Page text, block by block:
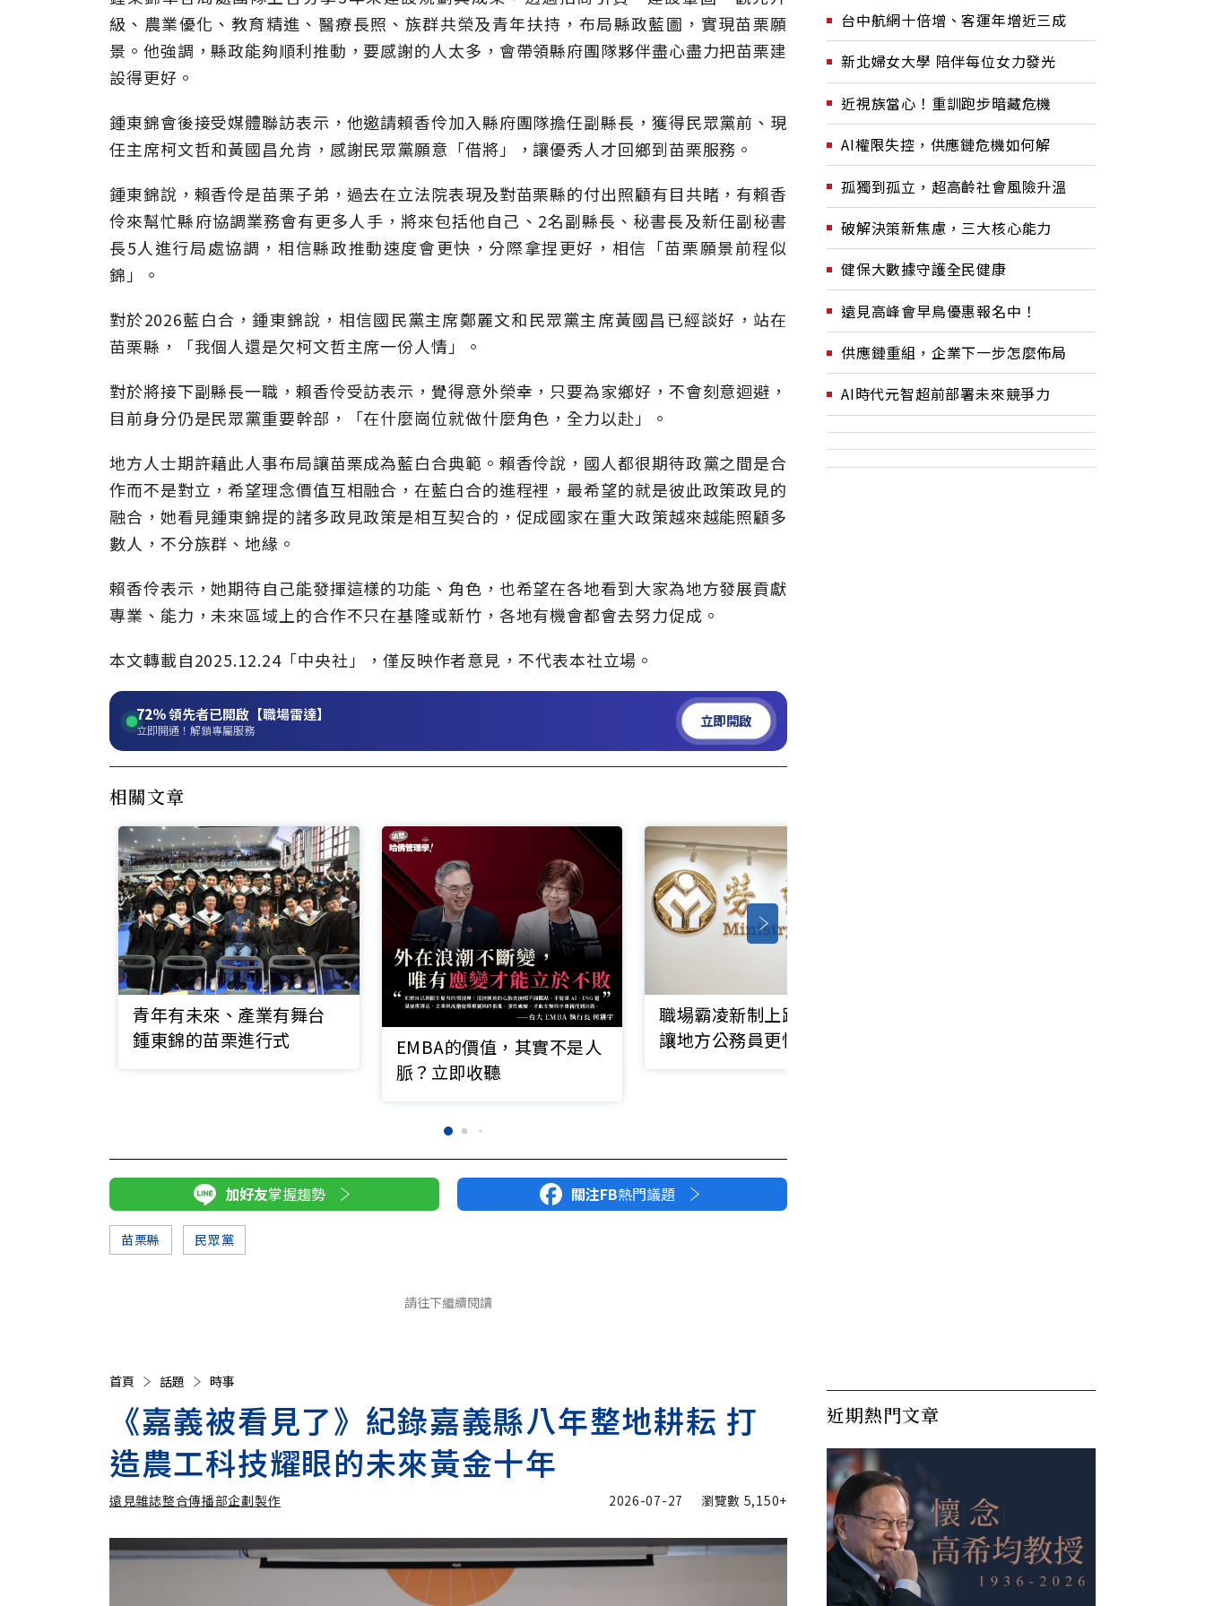
級、農業優化、教育精進、醫療長照、族群共榮及青年扶持，布局縣政藍圖，實現苗栗願
景。他強調，縣政能夠順利推動，要感謝的人太多，會帶領縣府團隊夥伴盡心盡力把苗栗建
設得更好。
鍾東錦會後接受媒體聯訪表示，他邀請賴香伶加入縣府團隊擔任副縣長，獲得民眾黨前、現
任主席柯文哲和黃國昌允肯，感謝民眾黨願意「借將」，讓優秀人才回鄉到苗栗服務。
鍾東錦說，賴香伶是苗栗子弟，過去在立法院表現及對苗栗縣的付出照顧有目共睹，有賴香
伶來幫忙縣府協調業務會有更多人手，將來包括他自己、2名副縣長、秘書長及新任副秘書
長5人進行局處協調，相信縣政推動速度會更快，分際拿捏更好，相信「苗栗願景前程似
錦」。
對於2026藍白合，鍾東錦說，相信國民黨主席鄭麗文和民眾黨主席黃國昌已經談好，站在
苗栗縣，「我個人還是欠柯文哲主席一份人情」。
對於將接下副縣長一職，賴香伶受訪表示，覺得意外榮幸，只要為家鄉好，不會刻意迴避，
目前身分仍是民眾黨重要幹部，「在什麼崗位就做什麼角色，全力以赴」。
地方人士期許藉此人事布局讓苗栗成為藍白合典範。賴香伶說，國人都很期待政黨之間是合
作而不是對立，希望理念價值互相融合，在藍白合的進程裡，最希望的就是彼此政策政見的
融合，她看見鍾東錦提的諸多政見政策是相互契合的，促成國家在重大政策越來越能照顧多
數人，不分族群、地緣。
賴香伶表示，她期待自己能發揮這樣的功能、角色，也希望在各地看到大家為地方發展貢獻
專業、能力，未來區域上的合作不只在基隆或新竹，各地有機會都會去努力促成。
本文轉載自2025.12.24「中央社」，僅反映作者意見，不代表本社立場。
72%領先者已開啟【職場雷達】
立即開通！解鎖專屬服務
立即開啟
相關文章
青年有未來、產業有舞台
鍾東錦的苗栗進行式
EMBA的價值，其實不是人
脈？立即收聽
職場霸凌新制上路，為何恐
讓地方公務員更忙不完？
加好友掌握趨勢 關注FB熱門議題
苗栗縣 民眾黨
請往下繼續閱讀
首頁 話題 時事
《嘉義被看見了》紀錄嘉義縣八年整地耕耘 打
造農工科技耀眼的未來黃金十年
遠見雜誌整合傳播部企劃製作
遠見雜誌整合傳播部企劃製作 加入追蹤
2026-07-27 瀏覽數 5,150+
台中航網十倍增、客運年增近三成
新北婦女大學 陪伴每位女力發光
近視族當心！重訓跑步暗藏危機
AI權限失控，供應鏈危機如何解
孤獨到孤立，超高齡社會風險升溫
破解決策新焦慮，三大核心能力
健保大數據守護全民健康
遠見高峰會早鳥優惠報名中！
供應鏈重組，企業下一步怎麼佈局
AI時代元智超前部署未來競爭力
近期熱門文章